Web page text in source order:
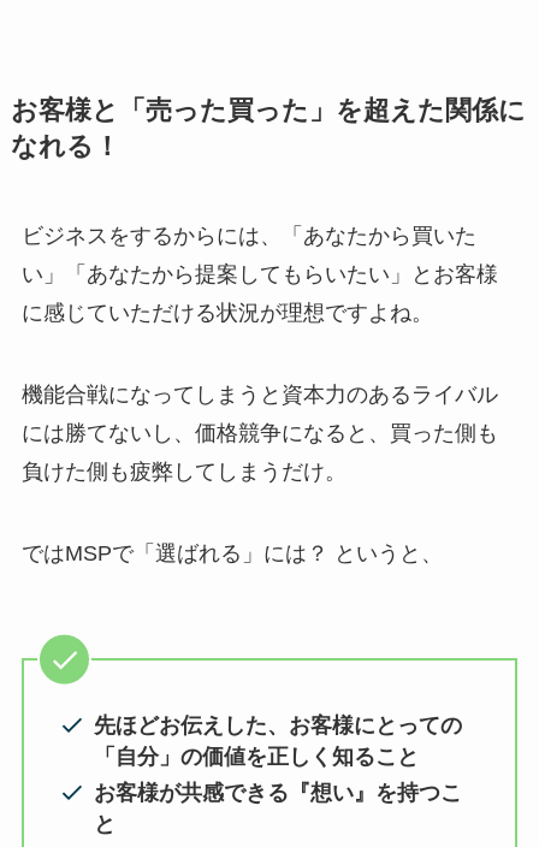
お客様と「売った買った」を超えた関係に
なれる！
ビジネスをするからには、「あなたから買いた
い」「あなたから提案してもらいたい」とお客様
に感じていただける状況が理想ですよね。
機能合戦になってしまうと資本力のあるライバル
には勝てないし、価格競争になると、買った側も
負けた側も疲弊してしまうだけ。
ではMSPで「選ばれる」には？ というと、
先ほどお伝えした、お客様にとっての
「自分」の価値を正しく知ること
お客様が共感できる『想い』を持つこ
と